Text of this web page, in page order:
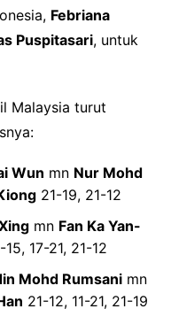
Febriana
Puspitasari, untuk
Malaysia turut
Wun mn Nur Mohd
21-19, 21-12
mn Fan Ka Yan-
15, 17-21, 21-12
Mohd Rumsanimn
21-12, 11-21, 21-19